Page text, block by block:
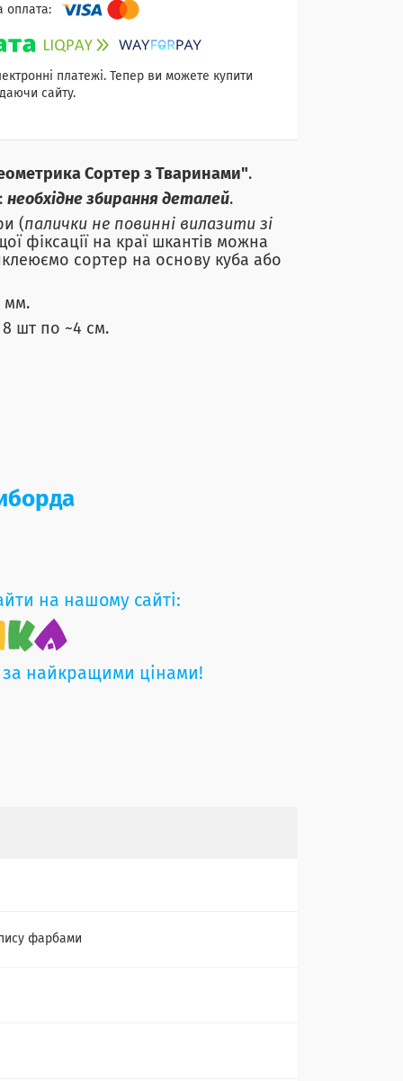
платежі. Тепер ви можете купити
сайту.
Сортер з Тваринами".
необхідне збирання деталей.
(палички не повинні вилазити зі
фіксації на краї шкантів можна
сортер на основу куба або
мм.
8 шт по ~4 см.
на нашому сайті:
найкращими цінами!
фарбами